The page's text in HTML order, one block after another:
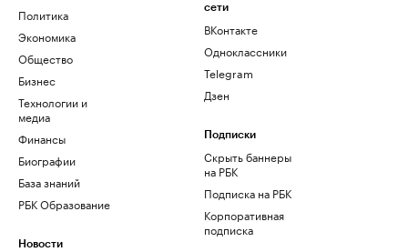
Политика
Экономика
Общество
Бизнес
Технологии и
медиа
Финансы
Биографии
База знаний
РБК Образование
Новости
сети
ВКонтакте
Одноклассники
Telegram
Дзен
Подписки
Скрыть баннеры
на РБК
Подписка на РБК
Корпоративная
подписка